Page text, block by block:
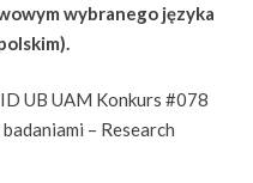
wybranego języka
UB UAM Konkurs #078
– Research